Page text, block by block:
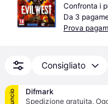
Confronta i
Da 3
Prova
Consigliato
Difmark
Spedizione gratuita,